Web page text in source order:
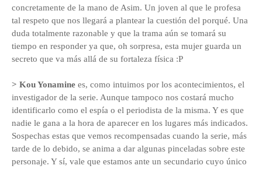
concretamente de la mano de Asim. Un joven al que le profesa
tal respeto que nos llegará a plantear la cuestión del porqué. Una
duda totalmente razonable y que la trama aún se tomará su
tiempo en responder ya que, oh sorpresa, esta mujer guarda un
secreto que va más allá de su fortaleza física :P
> Kou Yonamine es, como intuimos por los acontecimientos, el
investigador de la serie. Aunque tampoco nos costará mucho
identificarlo como el espía o el periodista de la misma. Y es que
nadie le gana a la hora de aparecer en los lugares más indicados.
Sospechas estas que vemos recompensadas cuando la serie, más
tarde de lo debido, se anima a dar algunas pinceladas sobre este
personaje. Y sí, vale que estamos ante un secundario cuyo único